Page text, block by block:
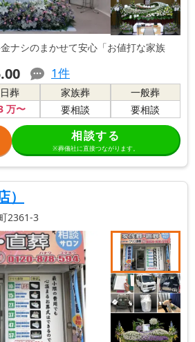
ナシのまかせて安心「お値打な家族
1件
葬
万〜
家族葬
要相談
一般葬
要相談
相談する
※葬儀社に直接つながります。
2361-3